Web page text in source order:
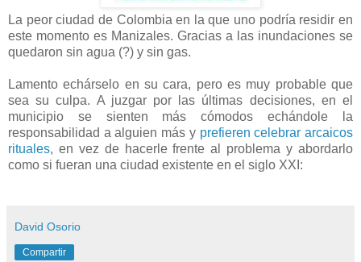
La peor ciudad de Colombia en la que uno podría residir en
este momento es Manizales. Gracias a las inundaciones se
quedaron sin agua (?) y sin gas.
Lamento echárselo en su cara, pero es muy probable que
sea su culpa. A juzgar por las últimas decisiones, en el
municipio se sienten más cómodos echándole la
responsabilidad a alguien más y prefieren celebrar arcaicos
rituales, en vez de hacerle frente al problema y abordarlo
como si fueran una ciudad existente en el siglo XXI:
David Osorio
Compartir